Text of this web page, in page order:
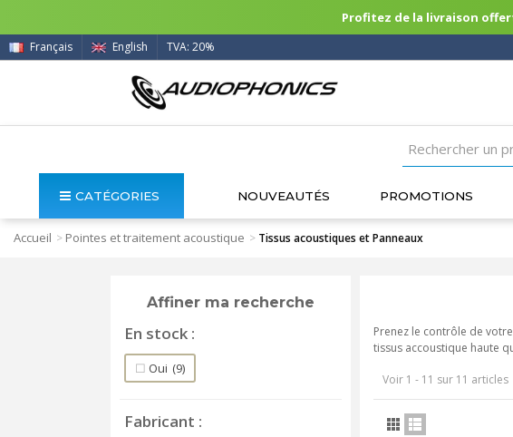
Profitez de la livraison
Français English TVA: 20%
CATÉGORIES NOUVEAUTÉS PROMOTIONS
Accueil > Pointes et traitement acoustique > Tissus acoustiques et Panneaux
Affiner ma recherche
En stock
Oui (9)
Fabricant
Prenez le contrôle de
tissus accoustique haute
Voir 1 - 11 sur 11 articles